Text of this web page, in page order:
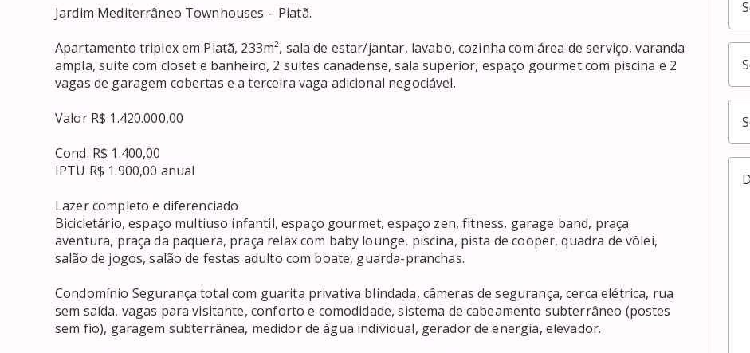
Jardim Mediterrâneo Townhouses – Piatã.
Apartamento triplex em Piatã, 233m², sala de estar/jantar, lavabo, cozinha com área de serviço, varanda
ampla, suíte com closet e banheiro, 2 suítes canadense, sala superior, espaço gourmet com piscina e 2
vagas de garagem cobertas e a terceira vaga adicional negociável.
Valor R$ 1.420.000,00
Cond. R$ 1.400,00
IPTU R$ 1.900,00 anual
Lazer completo e diferenciado
Bicicletário, espaço multiuso infantil, espaço gourmet, espaço zen, fitness, garage band, praça
aventura, praça da paquera, praça relax com baby lounge, piscina, pista de cooper, quadra de vôlei,
salão de jogos, salão de festas adulto com boate, guarda-pranchas.
Condomínio Segurança total com guarita privativa blindada, câmeras de segurança, cerca elétrica, rua
sem saída, vagas para visitante, conforto e comodidade, sistema de cabeamento subterrâneo (postes
sem fio), garagem subterrânea, medidor de água individual, gerador de energia, elevador.